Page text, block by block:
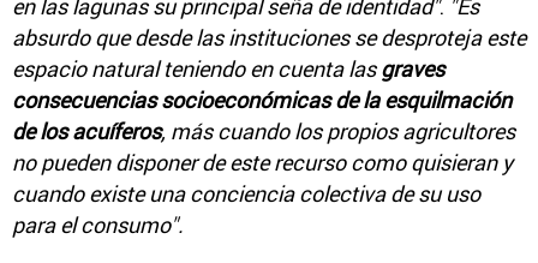
en las lagunas su principal seña de identidad". "Es
absurdo que desde las instituciones se desproteja este
espacio natural teniendo en cuenta lasgraves
consecuencias socioeconómicas de la esquilmación
de los acuíferos, más cuando los propios agricultores
no pueden disponer de este recurso como quisieran y
cuando existe una conciencia colectiva de su uso
para el consumo".